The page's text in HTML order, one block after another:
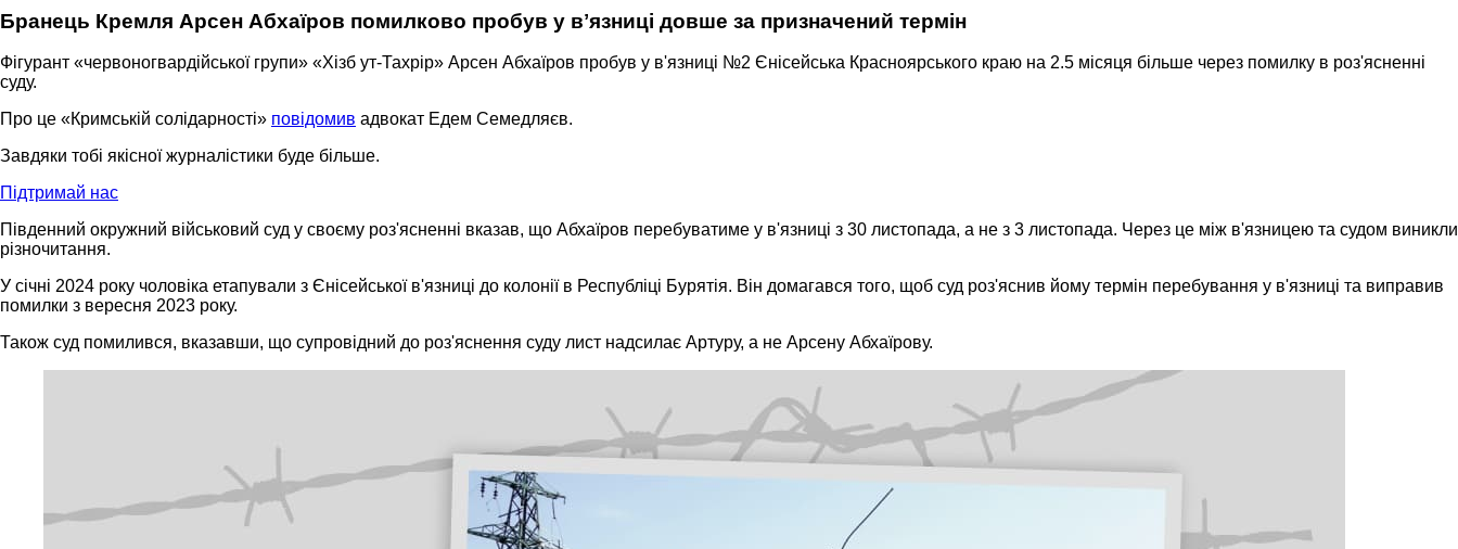
Бранець Кремля Арсен Абхаїров помилково пробув у вʼязниці довше за призначений термін
Фігурант «червоногвардійської групи» «Хізб ут-Тахрір» Арсен Абхаїров пробув у в'язниці №2 Єнісейська Красноярського краю на 2.5 місяця більше через помилку в роз'ясненні
суду.
Про це «Кримській солідарності» повідомив адвокат Едем Семедляєв.
Завдяки тобі якісної журналістики буде більше.
Підтримай нас
Південний окружний військовий суд у своєму роз'ясненні вказав, що Абхаїров перебуватиме у в'язниці з 30 листопада, а не з 3 листопада. Через це між в'язницею та судом виникли
різночитання.
У січні 2024 року чоловіка етапували з Єнісейської в'язниці до колонії в Республіці Бурятія. Він домагався того, щоб суд роз'яснив йому термін перебування у в'язниці та виправив
помилки з вересня 2023 року.
Також суд помилився, вказавши, що супровідний до роз'яснення суду лист надсилає Артуру, а не Арсену Абхаїрову.